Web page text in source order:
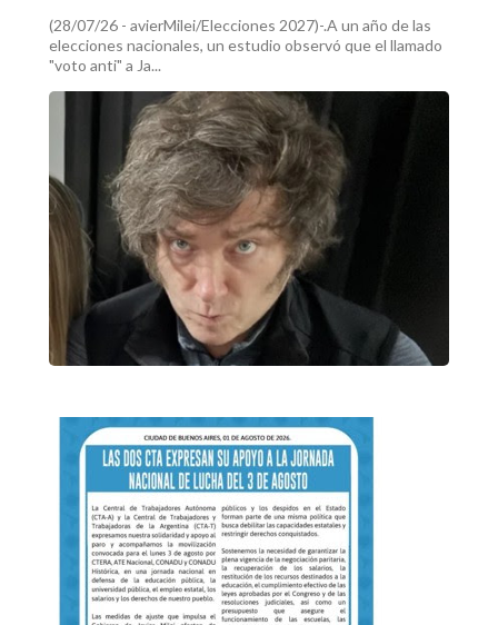
(28/07/26 - avierMilei/Elecciones 2027)-.A un año de las
elecciones nacionales, un estudio observó que el llamado
"voto anti" a Ja...